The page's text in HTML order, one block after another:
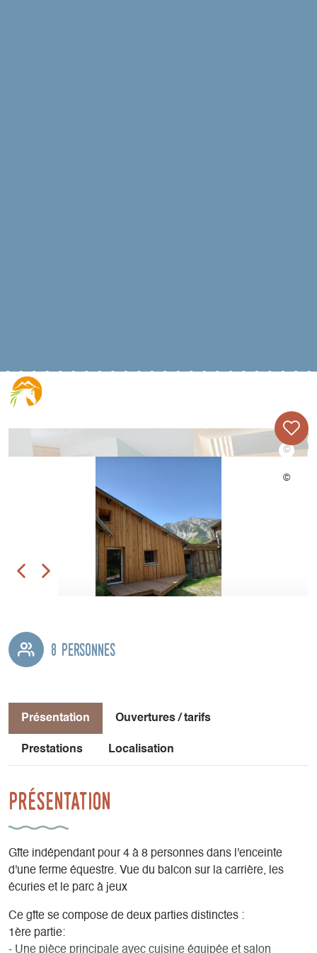
8 personnes
Présentation Ouvertures / tarifs
Prestations Localisation
Présentation
Gîte indépendant pour 4 à 8 personnes dans l'enceinte
d'une ferme équestre. Vue du balcon sur la carrière, les
écuries et le parc à jeux
Ce gîte se compose de deux parties distinctes :
1ère partie:
- Une pièce principale avec cuisine équipée et salon